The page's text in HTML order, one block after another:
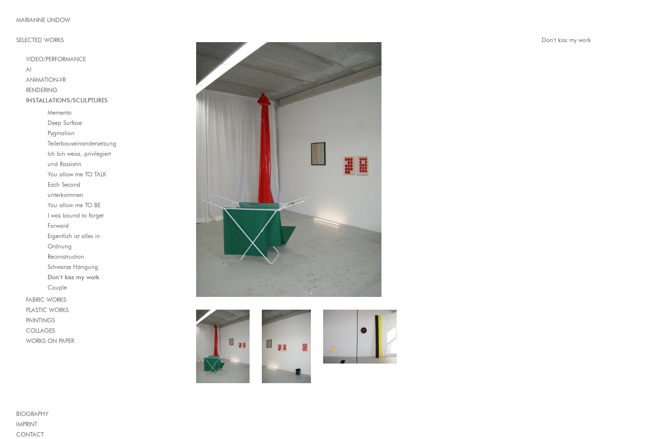
MARIANNE LINDOW
SELECTED WORKS
VIDEO/PERFORMANCE
AI
ANIMATION-VR
RENDERING
INSTALLATIONS/SCULPTURES
Memento
Deep Surface
Pygmalion
Teilerbauseinandersetzung
Ich bin weiss, privilegiert
und Rassistin
You allow me TO TALK
Each Second
unterkommen
You allow me TO BE
I was bound to forget
Forward
Eigentlich ist alles in
Ordnung
Reconstruction
Schwarze Hängung
Don’t kiss my work
Couple
FABRIC WORKS
PLASTIC WORKS
PAINTINGS
COLLAGES
WORKS ON PAPER
BIOGRAPHY
IMPRINT
CONTACT
Don’t kiss my work